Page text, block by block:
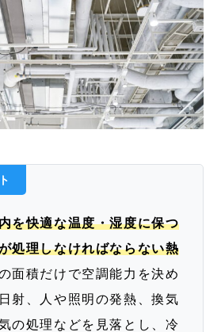
を快適な温度・湿度に保つ
処理しなければならない熱
面積だけで空調能力を決め
射、人や照明の発熱、換気
の処理などを見落とし、冷